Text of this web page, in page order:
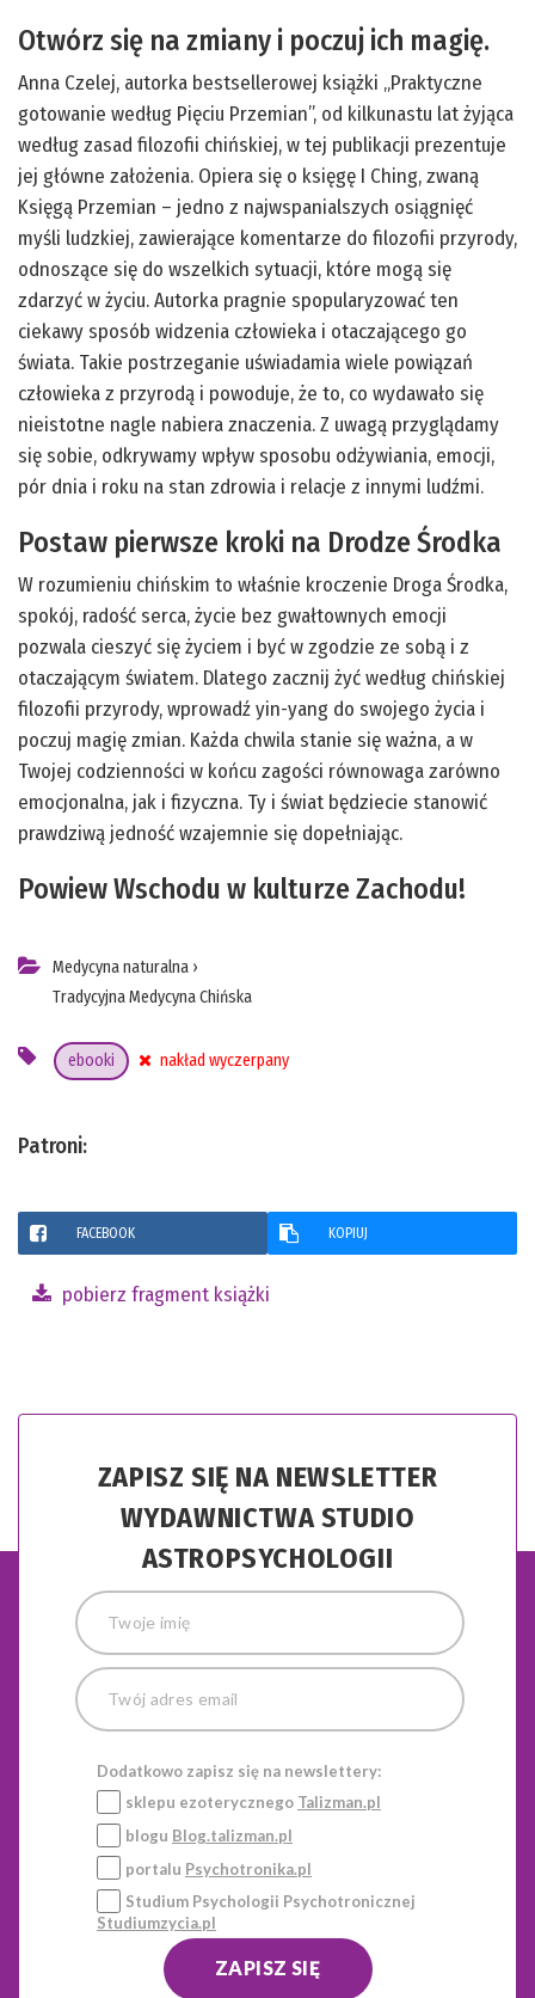
Otwórz się na zmiany i poczuj ich magię.
Anna Czelej, autorka bestsellerowej książki „Praktyczne
gotowanie według Pięciu Przemian”, od kilkunastu lat żyjąca
według zasad filozofii chińskiej, w tej publikacji prezentuje
jej główne założenia. Opiera się o księgę I Ching, zwaną
Księgą Przemian – jedno z najwspanialszych osiągnięć
myśli ludzkiej, zawierające komentarze do filozofii przyrody,
odnoszące się do wszelkich sytuacji, które mogą się
zdarzyć w życiu. Autorka pragnie spopularyzować ten
ciekawy sposób widzenia człowieka i otaczającego go
świata. Takie postrzeganie uświadamia wiele powiązań
człowieka z przyrodą i powoduje, że to, co wydawało się
nieistotne nagle nabiera znaczenia. Z uwagą przyglądamy
się sobie, odkrywamy wpływ sposobu odżywiania, emocji,
pór dnia i roku na stan zdrowia i relacje z innymi ludźmi.
Postaw pierwsze kroki na Drodze Środka
W rozumieniu chińskim to właśnie kroczenie Droga Środka,
spokój, radość serca, życie bez gwałtownych emocji
pozwala cieszyć się życiem i być w zgodzie ze sobą i z
otaczającym światem. Dlatego zacznij żyć według chińskiej
filozofii przyrody, wprowadź yin-yang do swojego życia i
poczuj magię zmian. Każda chwila stanie się ważna, a w
Twojej codzienności w końcu zagości równowaga zarówno
emocjonalna, jak i fizyczna. Ty i świat będziecie stanowić
prawdziwą jedność wzajemnie się dopełniając.
Powiew Wschodu w kulturze Zachodu!
Medycyna naturalna ›
Tradycyjna Medycyna Chińska
ebooki nakład wyczerpany
Patroni:
FACEBOOK KOPIUJ
pobierz fragment książki
ZAPISZ SIĘ NA NEWSLETTER
WYDAWNICTWA STUDIO
ASTROPSYCHOLOGII
Dodatkowo zapisz się na newslettery:
sklepu ezoterycznego Talizman.pl
blogu Blog.talizman.pl
portalu Psychotronika.pl
Studium Psychologii Psychotronicznej
Studiumzycia.pl
ZAPISZ SIĘ